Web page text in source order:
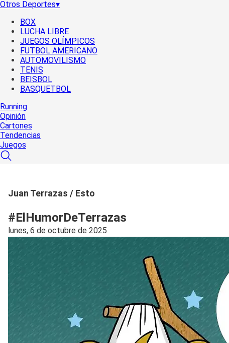
Otros Deportes▾
BOX
LUCHA LIBRE
JUEGOS OLÍMPICOS
FUTBOL AMERICANO
AUTOMOVILISMO
TENIS
BEISBOL
BASQUETBOL
Running
Opinión
Cartones
Tendencias
Juegos
Juan Terrazas / Esto
#ElHumorDeTerrazas
lunes, 6 de octubre de 2025